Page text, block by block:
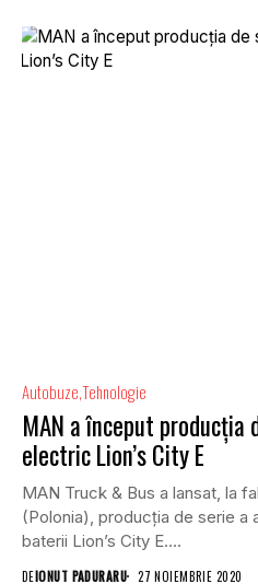
AutobuzeTehnologie
MAN a început producția
electric Lion’s City E
MAN Truck & Bus a lansat, la
(Polonia), producția de serie a
baterii Lion’s City E....
DEIONUT PADURARU 27 NOIEMBRIE 2020